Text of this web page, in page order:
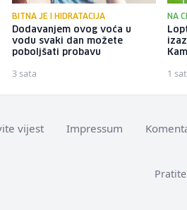
BITNA JE I HIDRATACIJA
Dodavanjem ovog voća u
vodu svaki dan možete
poboljšati probavu
3 sata
NA
1 sat
vijest Impressum